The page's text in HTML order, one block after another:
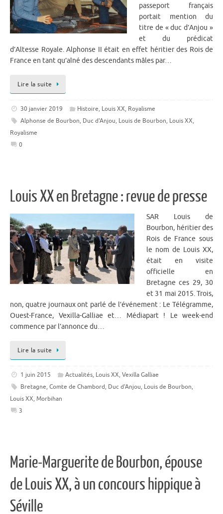
passeport français
portait mention du
titre de « duc d’Anjou »
et du prédicat
d’Altesse Royale. Alphonse II était en effet héritier des Rois de
France en tant qu’aîné des descendants mâles par…
Lire la suite
30 janvier 2019 Histoire, Louis XX, Royalisme
Alphonse de Bourbon, Duc d'Anjou, Louis de Bourbon, Louis XX,
Royalisme
0
Louis XX en Bretagne : revue de presse
SAR Louis de
Bourbon, héritier des
Rois de France sous
le nom de Louis XX,
était en visite
officielle en
Bretagne ces 29, 30
et 31 mai 2015. Trois,
non, quatre journaux ont parlé de l’événement : Le Télégramme,
Ouest-France, Vexilla-Galliae et… Médiapart ! Le week-end
commence par l’annonce du…
Lire la suite
1 juin 2015 Actualités, Louis XX,Vexilla Galliae
Bretagne, Comte de Chambord, Duc d'Anjou, Louis de Bourbon,
Louis XX, Morbihan
3
Marie-Marguerite de Bourbon, épouse
de Louis XX, à un concours hippique à
Séville